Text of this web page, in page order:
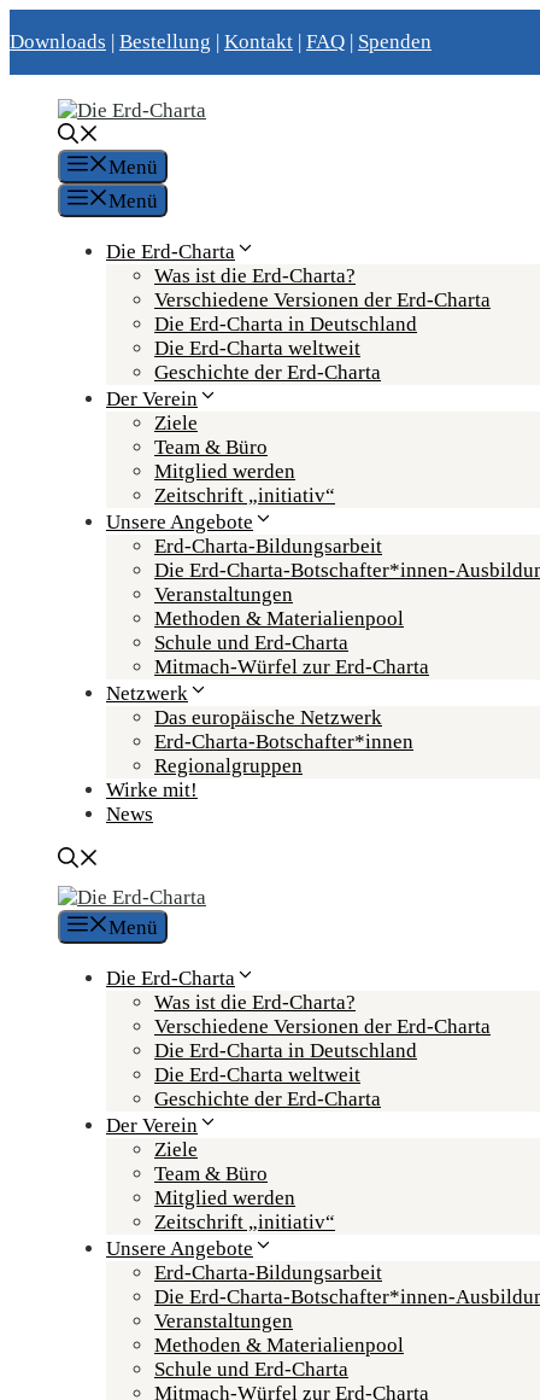
Inhalt
Downloads | Bestellung | Kontakt | FAQ | Spenden
Menü
Menü
Die Erd-Charta
Was ist die Erd-Charta?
Verschiedene Versionen der Erd-Charta
Die Erd-Charta in Deutschland
Die Erd-Charta weltweit
Geschichte der Erd-Charta
Der Verein
Ziele
Team & Büro
Mitglied werden
Zeitschrift „initiativ“
Unsere Angebote
Erd-Charta-Bildungsarbeit
Die Erd-Charta-Botschafter­*innen-
Veranstaltungen
Methoden & Materialienpool
Schule und Erd-Charta
Mitmach-Würfel zur Erd-Charta
Netzwerk
Das europäische Netzwerk
Erd-Charta-Botschafter­*innen
Regional­gruppen
Wirke mit!
News
Menü
Die Erd-Charta
Was ist die Erd-Charta?
Verschiedene Versionen der Erd-Charta
Die Erd-Charta in Deutschland
Die Erd-Charta weltweit
Geschichte der Erd-Charta
Der Verein
Ziele
Team & Büro
Mitglied werden
Zeitschrift „initiativ“
Unsere Angebote
Erd-Charta-Bildungsarbeit
Die Erd-Charta-Botschafter­*innen-
Veranstaltungen
Methoden & Materialienpool
Schule und Erd-Charta
Mitmach-Würfel zur Erd-Charta